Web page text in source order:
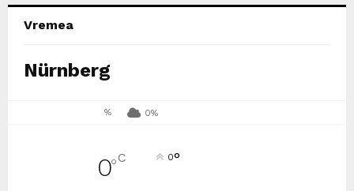
Vremea
Nürnberg
% 0%
0°C 0°